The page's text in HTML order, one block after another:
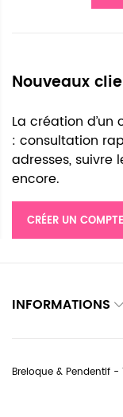
Nouveaux
La création
: consultation
adresses, suivre
encore.
CRÉER UN COMPTE
INFORMATIONS
Breloque & Pendentif -